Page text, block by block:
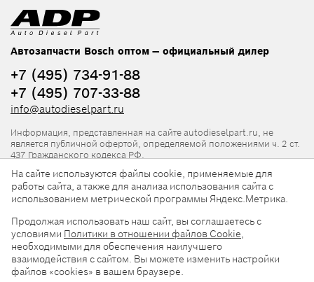
Автозапчасти Bosch оптом — официальный дилер
+7 (495) 734-91-88
+7 (495) 707-33-88
info@autodieselpart.ru
Информация, представленная на сайте autodieselpart.ru, не
является публичной офертой, определяемой положениями ч. 2 ст.
437 Гражданского кодекса РФ.
Нормативная документация
ADP в социальных сетях
На сайте используются файлы cookie, применяемые для
работы сайта, а также для анализа использования сайта с
использованием метрической программы Яндекс.Метрика.
Продолжая использовать наш сайт, вы соглашаетесь с
условиями Политики в отношении файлов Cookie,
необходимыми для обеспечения наилучшего
взаимодействия с сайтом. Вы можете изменить настройки
файлов «cookies» в вашем браузере.